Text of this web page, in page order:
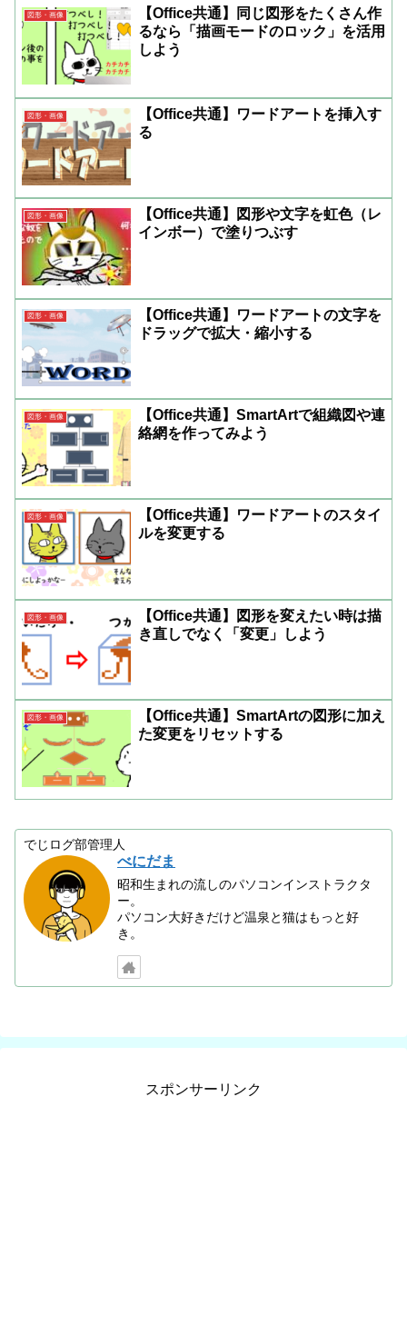
図形・画像
【Office共通】同じ図形をたくさん作
るなら「描画モードのロック」を活用
しよう
図形・画像
【Office共通】ワードアートを挿入す
る
図形・画像
【Office共通】図形や文字を虹色（レ
インボー）で塗りつぶす
図形・画像
【Office共通】ワードアートの文字を
ドラッグで拡大・縮小する
図形・画像
【Office共通】SmartArtで組織図や連
絡網を作ってみよう
図形・画像
【Office共通】ワードアートのスタイ
ルを変更する
図形・画像
【Office共通】図形を変えたい時は描
き直しでなく「変更」しよう
図形・画像
【Office共通】SmartArtの図形に加え
た変更をリセットする
でじログ部管理人
べにだま
昭和生まれの流しのパソコンインストラクタ
ー。
パソコン大好きだけど温泉と猫はもっと好
き。
スポンサーリンク